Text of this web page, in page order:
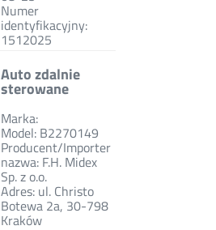
Numer
identyfikacyjny:
1512025
Auto zdalnie
sterowane
Marka:
Model: B2270149
Producent/Importer
nazwa: F.H. Midex
Sp. z o.o.
Adres: ul. Christo
Botewa 2a, 30-798
Kraków